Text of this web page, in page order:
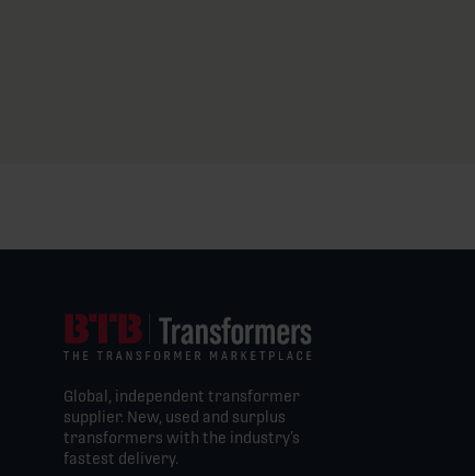
Global, independent transformer
supplier. New, used and surplus
transformers with the industry’s
fastest delivery.